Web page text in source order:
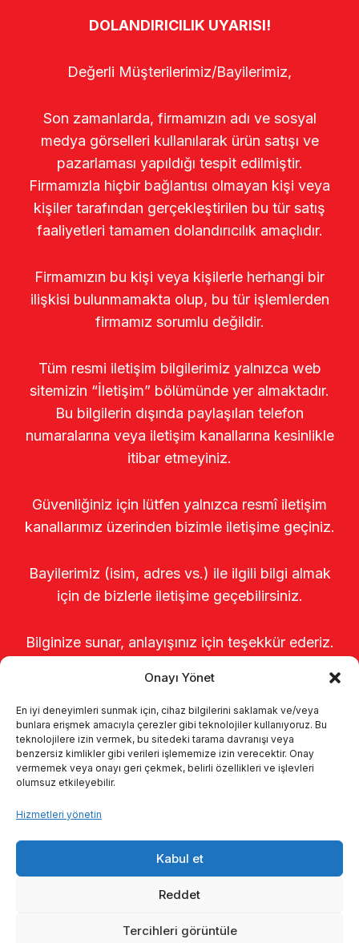
Onayı Yönet
En iyi deneyimleri sunmak için, cihaz bilgilerini saklamak ve/veya
bunlara erişmek amacıyla çerezler gibi teknolojiler kullanıyoruz. Bu
teknolojilere izin vermek, bu sitedeki tarama davranışı veya
benzersiz kimlikler gibi verileri işlememize izin verecektir. Onay
vermemek veya onayı geri çekmek, belirli özellikleri ve işlevleri
olumsuz etkileyebilir.
Hizmetleri yönetin
Kabul et
Reddet
Tercihleri görüntüle
DOLANDIRICILIK UYARISI!
Değerli Müşterilerimiz/Bayilerimiz,
Son zamanlarda, firmamızın adı ve sosyal
medya görselleri kullanılarak ürün satışı ve
pazarlaması yapıldığı tespit edilmiştir.
Firmamızla hiçbir bağlantısı olmayan kişi veya
kişiler tarafından gerçekleştirilen bu tür satış
faaliyetleri tamamen dolandırıcılık amaçlıdır.
Firmamızın bu kişi veya kişilerle herhangi bir
ilişkisi bulunmamakta olup, bu tür işlemlerden
firmamız sorumlu değildir.
Tüm resmi iletişim bilgilerimiz yalnızca web
sitemizin “İletişim” bölümünde yer almaktadır.
Bu bilgilerin dışında paylaşılan telefon
numaralarına veya iletişim kanallarına kesinlikle
itibar etmeyiniz.
Güvenliğiniz için lütfen yalnızca resmî iletişim
kanallarımız üzerinden bizimle iletişime geçiniz.
Bayilerimiz (isim, adres vs.) ile ilgili bilgi almak
için de bizlerle iletişime geçebilirsiniz.
Bilginize sunar, anlayışınız için teşekkür ederiz.
Kalite politikamız
© 2026 Enka Tarım